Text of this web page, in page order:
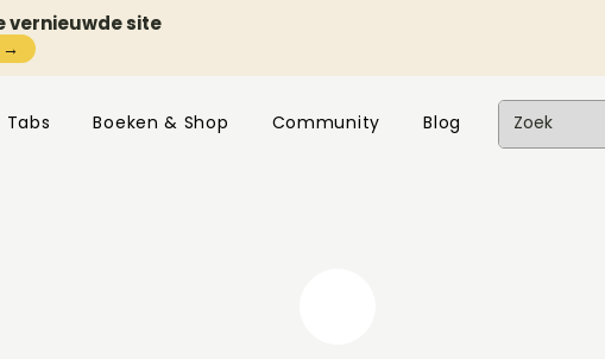
vernieuwde site
→
Tabs Boeken & Shop Community Blog